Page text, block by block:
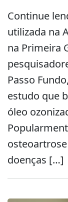
Continue
utilizada na
na Primeira
Passo
estudo que
óleo
doenças […]